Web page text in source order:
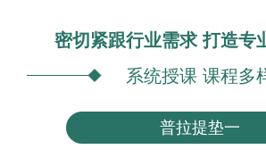
密切紧跟行业需求 打造专
系统授课 课程多
普拉提垫一